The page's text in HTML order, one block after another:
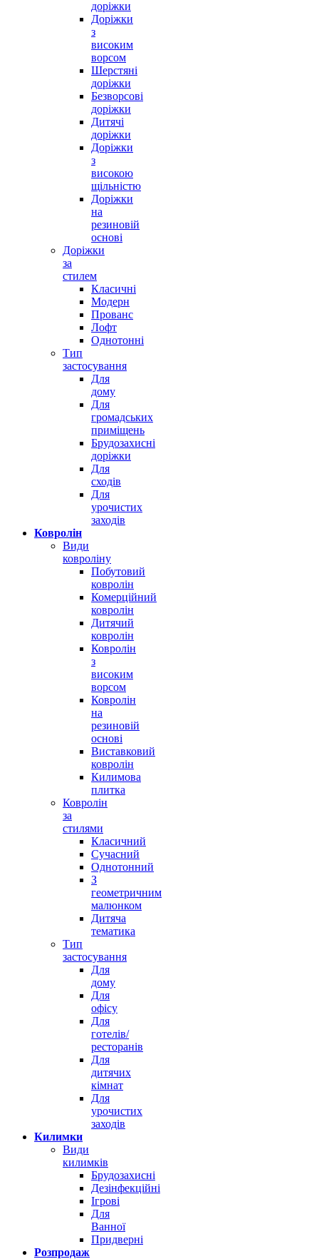
доріжки
Доріжки
з
високим
ворсом
Шерстяні
доріжки
Безворсові
доріжки
Дитячі
доріжки
Доріжки
з
високою
щільністю
Доріжки
на
резиновій
основі
Доріжки
за
стилем
Класичні
Модерн
Прованс
Лофт
Однотонні
Тип
застосування
Для
дому
Для
громадських
приміщень
Брудозахисні
доріжки
Для
сходів
Для
урочистих
заходів
Ковролін
Види
ковроліну
Побутовий
ковролін
Комерційний
ковролін
Дитячий
ковролін
Ковролін
з
високим
ворсом
Ковролін
на
резиновій
основі
Виставковий
ковролін
Килимова
плитка
Ковролін
за
стилями
Класичний
Сучасний
Однотонний
З
геометричним
малюнком
Дитяча
тематика
Тип
застосування
Для
дому
Для
офісу
Для
готелів/
ресторанів
Для
дитячих
кімнат
Для
урочистих
заходів
Килимки
Види
килимків
Брудозахисні
Дезінфекційні
Ігрові
Для
Ванної
Придверні
Розпродаж